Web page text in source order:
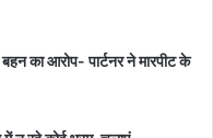
का आरोप- पार्टनर ने मारपीट के